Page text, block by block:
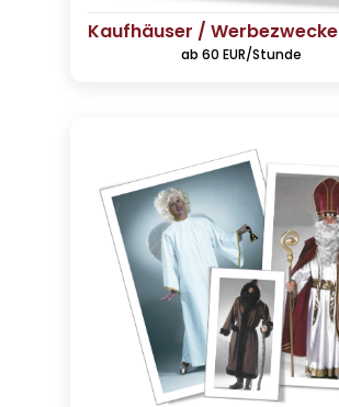
Kaufhäuser / Werbezwecke
ab 60 EUR/Stunde